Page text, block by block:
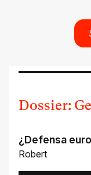
Dossier:
¿Defensa
Robert